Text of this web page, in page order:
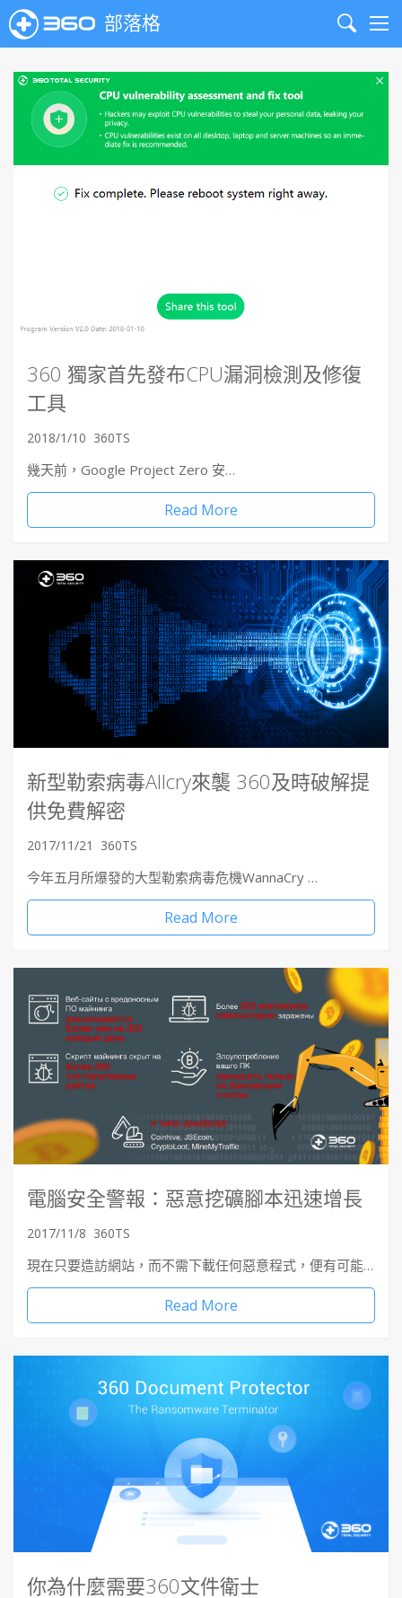
部落格
Search
360 獨家首先發布CPU漏洞檢測及修復
工具
2018/1/10 360TS
幾天前，Google Project Zero 安…
Read More
新型勒索病毒Allcry來襲 360及時破解提
供免費解密
2017/11/21 360TS
今年五月所爆發的大型勒索病毒危機WannaCry …
Read More
電腦安全警報：惡意挖礦腳本迅速增長
2017/11/8 360TS
現在只要造訪網站，而不需下載任何惡意程式，便有可能…
Read More
你為什麼需要360文件衛士